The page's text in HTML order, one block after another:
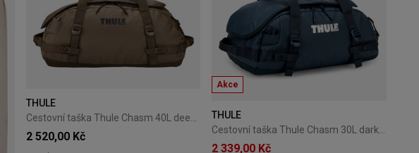
THULE
2 520,00 Kč
Akce
THULE
2 339,00 Kč